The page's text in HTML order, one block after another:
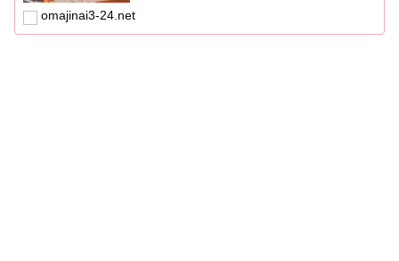
omajinai3-24.net